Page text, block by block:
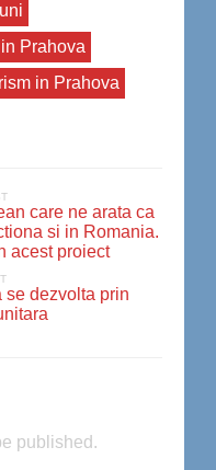
Prahova
in Prahova
care ne arata ca
si in Romania.
acest proiect
se dezvolta prin
published.